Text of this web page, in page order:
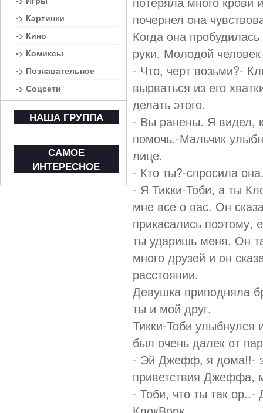
почернел она
Когда она
руки. Молодой
- Что, черт возьми?-
вырваться из его
делать этого.
- Вы ранены. Я видел,
помочь.-Мальчик
лице.
- Кто ты?-спросила
- Я Тикки-Тоби, а ты
мне все о вас. Он
прикасались поэтому,
ты ударишь меня. Он
много друзей и он
расстоянии.
Девушка приподняла
ты и мой друг.
Тикки-Тоби
был очень далек от
- Эй Джефф, я дома!!-
приветствия Джеффа,
- Тоби, что ты так
-> Картинки
-> Кино
-> Комиксы
-> Познавательное
-> Соцсети
НАША ГРУППА
САМОЕ
ИНТЕРЕСНОЕ